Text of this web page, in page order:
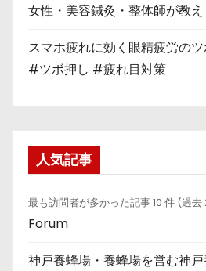
女性・美容鍼灸・整体師が教え
スマホ疲れに効く眼精疲労の
#ツボ押し #疲れ目対策
人気記事
最も訪問者が多かった記事 10 件 (過去
Forum
神戸養蜂場・養蜂場を営む神